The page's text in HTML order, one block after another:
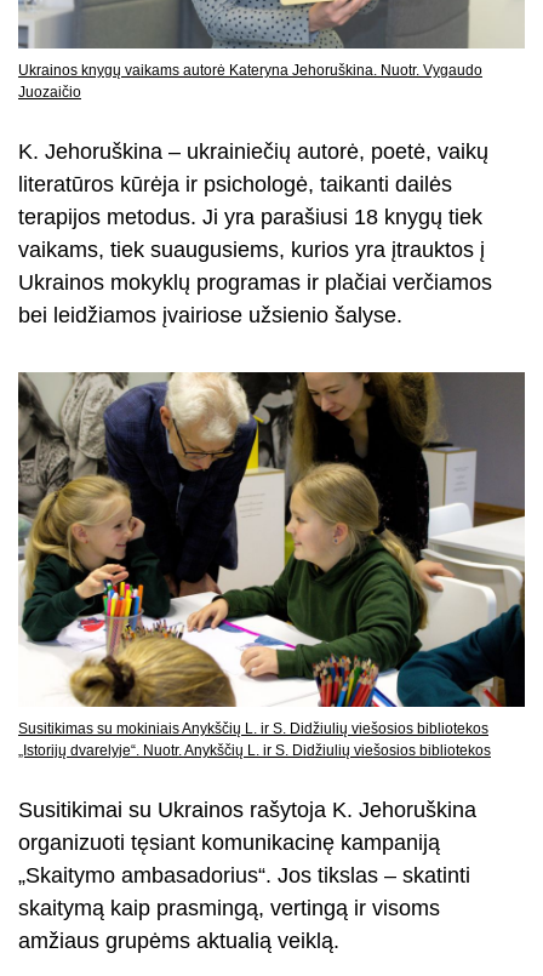
Ukrainos knygų vaikams autorė Kateryna Jehoruškina. Nuotr. Vygaudo
Juozaičio
K. Jehoruškina – ukrainiečių autorė, poetė, vaikų
literatūros kūrėja ir psichologė, taikanti dailės
terapijos metodus. Ji yra parašiusi 18 knygų tiek
vaikams, tiek suaugusiems, kurios yra įtrauktos į
Ukrainos mokyklų programas ir plačiai verčiamos
bei leidžiamos įvairiose užsienio šalyse.
Susitikimas su mokiniais Anykščių L. ir S. Didžiulių viešosios bibliotekos
„Istorijų dvarelyje“. Nuotr. Anykščių L. ir S. Didžiulių viešosios bibliotekos
Susitikimai su Ukrainos rašytoja K. Jehoruškina
organizuoti tęsiant komunikacinę kampaniją
„Skaitymo ambasadorius“. Jos tikslas – skatinti
skaitymą kaip prasmingą, vertingą ir visoms
amžiaus grupėms aktualią veiklą.